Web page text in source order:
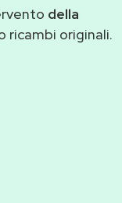
della
ricambi originali.